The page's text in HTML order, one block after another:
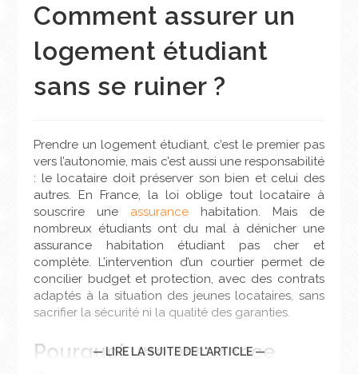
Comment assurer un
logement étudiant
sans se ruiner ?
Prendre un logement étudiant, c’est le premier pas
vers l’autonomie, mais c’est aussi une responsabilité
: le locataire doit préserver son bien et celui des
autres. En France, la loi oblige tout locataire à
souscrire une assurance habitation. Mais de
nombreux étudiants ont du mal à dénicher une
assurance habitation étudiant pas cher et
complète. L’intervention d’un courtier permet de
concilier budget et protection, avec des contrats
adaptés à la situation des jeunes locataires, sans
sacrifier la sécurité ni la qualité des garanties.
Pourquoi une assurance
— LIRE LA SUITE DE L'ARTICLE —